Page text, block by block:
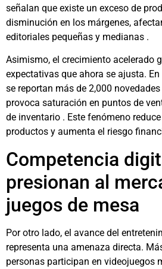
señalan que existe un exceso de
disminución en los márgenes,
editoriales pequeñas y medianas .
Asimismo, el crecimiento acelerado
expectativas que ahora se ajusta.
se reportan más de 2,000
provoca saturación en puntos de
de inventario . Este fenómeno
productos y aumenta el riesgo
Competencia
presionan al
juegos de mesa
Por otro lado, el avance del
representa una amenaza directa.
personas participan en videojuegos